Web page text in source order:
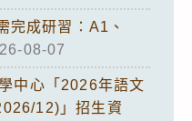
完成研習：A1、
08-07
中心「2026年語文
12)」招生資